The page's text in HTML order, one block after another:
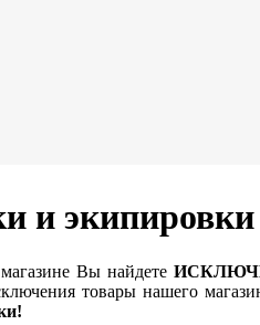
и экипировки
Вы найдете
товары нашего